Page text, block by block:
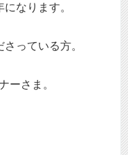
なります。
っている方。
ーさま。